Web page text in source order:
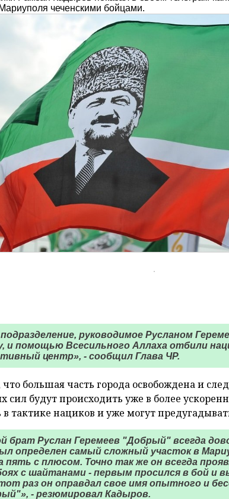
чеченскими бойцами.
руководимое Русланом
и помощью Всесильного Аллаха отбили
центр», - сообщил Глава ЧР.
большая часть города освобождена и
сил будут происходить уже в более
в тактике нациков и уже могут
брат Руслан Геремеев "Добрый" всегда
определен самый сложный участок в
пять с плюсом. Точно так же он всегда
с шайтанами - первым просился в бой и
раз он оправдал свое имя опытного и
- резюмировал Кадыров.